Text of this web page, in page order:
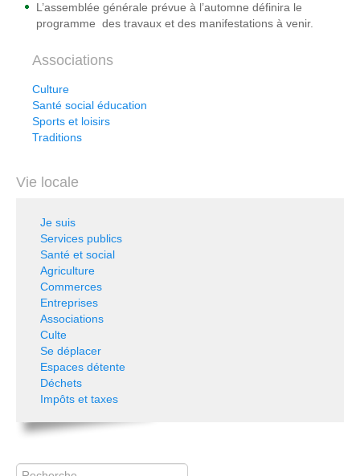
L’assemblée générale prévue à l’automne définira le
programme des travaux et des manifestations à venir.
Associations
Culture
Santé social éducation
Sports et loisirs
Traditions
Vie locale
Je suis
Services publics
Santé et social
Agriculture
Commerces
Entreprises
Associations
Culte
Se déplacer
Espaces détente
Déchets
Impôts et taxes
Rechercher